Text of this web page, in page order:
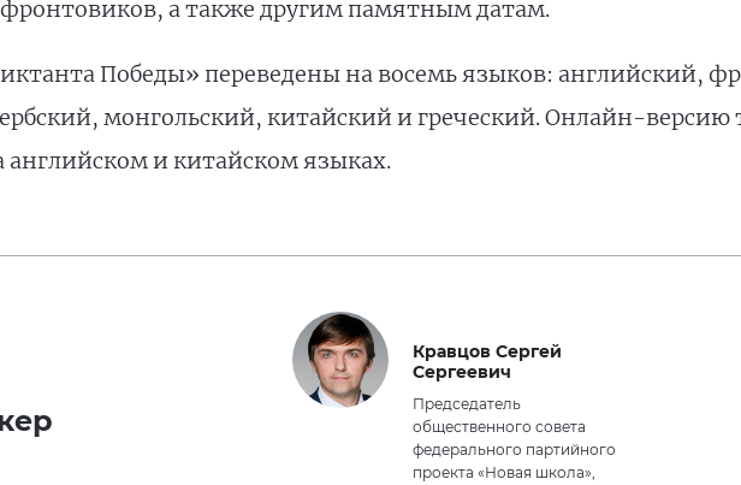
а также другим памятным датам.
Победы» переведены на восемь языков: английский,
монгольский, китайский и греческий. Онлайн-версию
английском и китайском языках.
Кравцов Сергей
Сергеевич
Председатель
общественного совета
федерального партийного
проекта «Новая школа»,